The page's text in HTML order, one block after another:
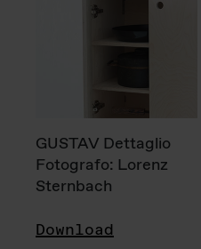
GUSTAV Dettaglio
Fotografo: Lorenz
Sternbach
Download